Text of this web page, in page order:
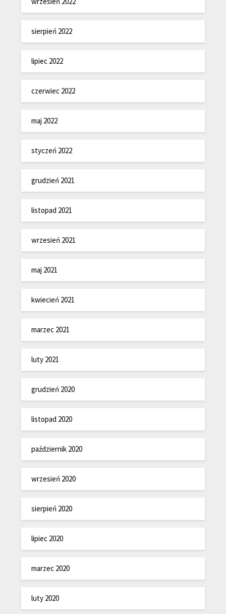
sierpień 2022
lipiec 2022
czerwiec 2022
maj 2022
styczeń 2022
grudzień 2021
listopad 2021
wrzesień 2021
maj 2021
kwiecień 2021
marzec 2021
luty 2021
grudzień 2020
listopad 2020
październik 2020
wrzesień 2020
sierpień 2020
lipiec 2020
marzec 2020
luty 2020